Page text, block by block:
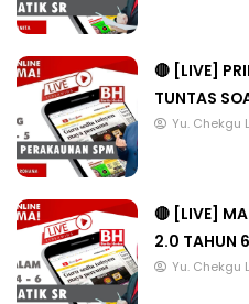
🔴 [LIVE]
TUNTAS
Yu. Chekgu
🔴 [LIVE]
2.0 TAHUN
Yu. Chekgu